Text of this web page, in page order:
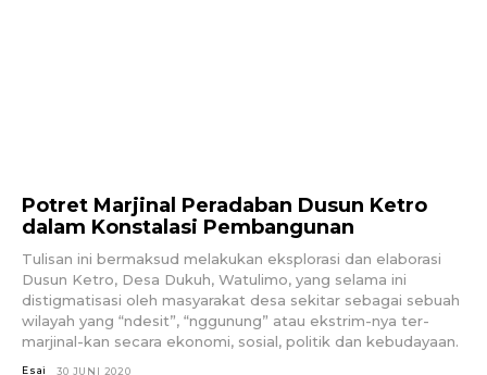
Potret Marjinal Peradaban Dusun Ketro
dalam Konstalasi Pembangunan
Tulisan ini bermaksud melakukan eksplorasi dan elaborasi
Dusun Ketro, Desa Dukuh, Watulimo, yang selama ini
distigmatisasi oleh masyarakat desa sekitar sebagai sebuah
wilayah yang “ndesit”, “nggunung” atau ekstrim-nya ter-
marjinal-kan secara ekonomi, sosial, politik dan kebudayaan.
Esai 30 JUNI 2020